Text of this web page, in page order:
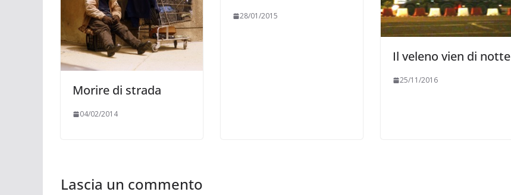
Morire di strada
04/02/2014
28/01/2015
Il veleno vien di notte
25/11/2016
Lascia un commento